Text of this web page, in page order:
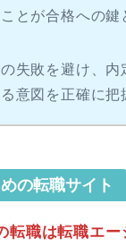
とが合格への鍵
失敗を避け、
意図を正確に
の転職サイト
転職は転職エ